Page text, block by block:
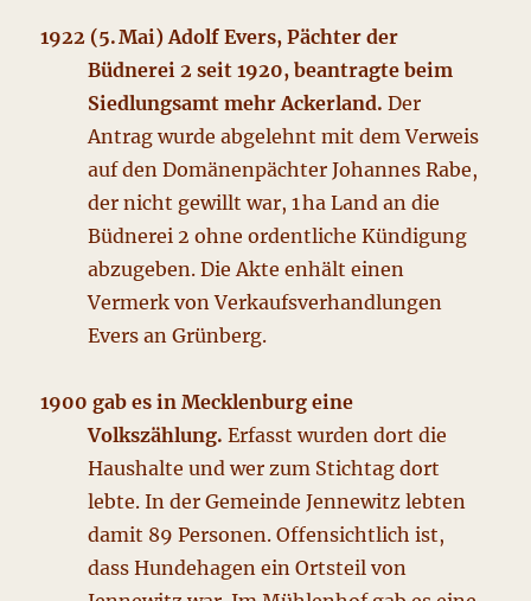
1922 (5. Mai) Adolf Evers, Pächter der
Büdnerei 2 seit 1920, beantragte beim
Siedlungsamt mehr Ackerland. Der
Antrag wurde abgelehnt mit dem Verweis
auf den Domänenpächter Johannes Rabe,
der nicht gewillt war, 1 ha Land an die
Büdnerei 2 ohne ordentliche Kündigung
abzugeben. Die Akte enhält einen
Vermerk von Verkaufsverhandlungen
Evers an Grünberg.
1900 gab es in Mecklenburg eine
Volkszählung. Erfasst wurden dort die
Haushalte und wer zum Stichtag dort
lebte. In der Gemeinde Jennewitz lebten
damit 89 Personen. Offensichtlich ist,
dass Hundehagen ein Ortsteil von